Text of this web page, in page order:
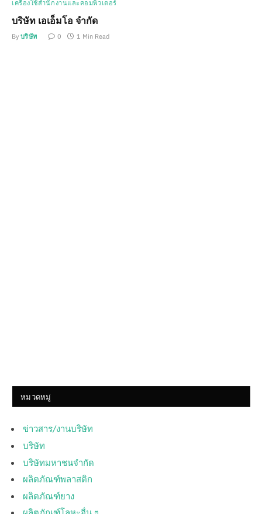
เครื่องใช้สำนักงานและคอมพิวเตอร์
บริษัท เอเอ็มโอ จำกัด
By บริษัท 0 1 Min Read
หมวดหมู่
ข่าวสาร/งานบริษัท
บริษัท
บริษัทมหาชนจำกัด
ผลิตภัณฑ์พลาสติก
ผลิตภัณฑ์ยาง